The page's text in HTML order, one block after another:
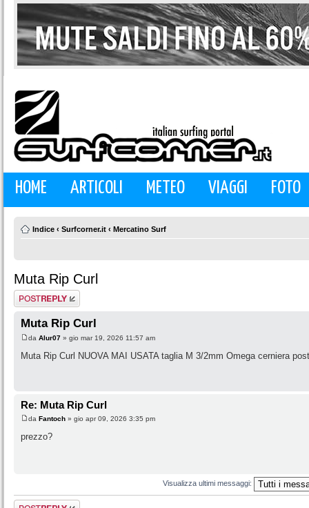
HOME ARTICOLI METEO VIAGGI FOTO
Indice ‹ Surfcorner.it ‹ Mercatino Surf
Muta Rip Curl
Rispondi al
messaggio
Muta Rip Curl
da Alur07 » gio mar 19, 2026 11:57 am
Muta Rip Curl NUOVA MAI USATA taglia M 3/2mm Omega cerniera
Re: Muta Rip Curl
da Fantoch » gio apr 09, 2026 3:35 pm
prezzo?
Visualizza ultimi messaggi:
Rispondi al